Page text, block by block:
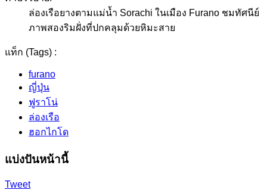
ล่องเรือยางตามแม่น้ำ Sorachi ในเมือง Furano ชมทัศนีย์
ภาพสองริมฝั่งที่ปกคลุมด้วยหิมะสาย
แท็ก (Tags) :
furano
ญี่ปุ่น
ฟูราโน่
ล่องเรือ
ฮอกไกโด
แบ่งปันหน้านี้
Tweet